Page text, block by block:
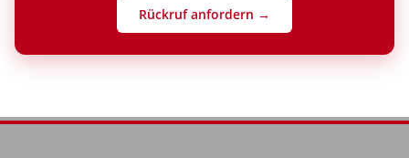
Rückruf anfordern →